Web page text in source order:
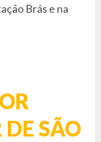
Brás e na
SÃO